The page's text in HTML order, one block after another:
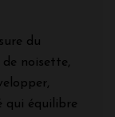
du
de noisette,
qui équilibre